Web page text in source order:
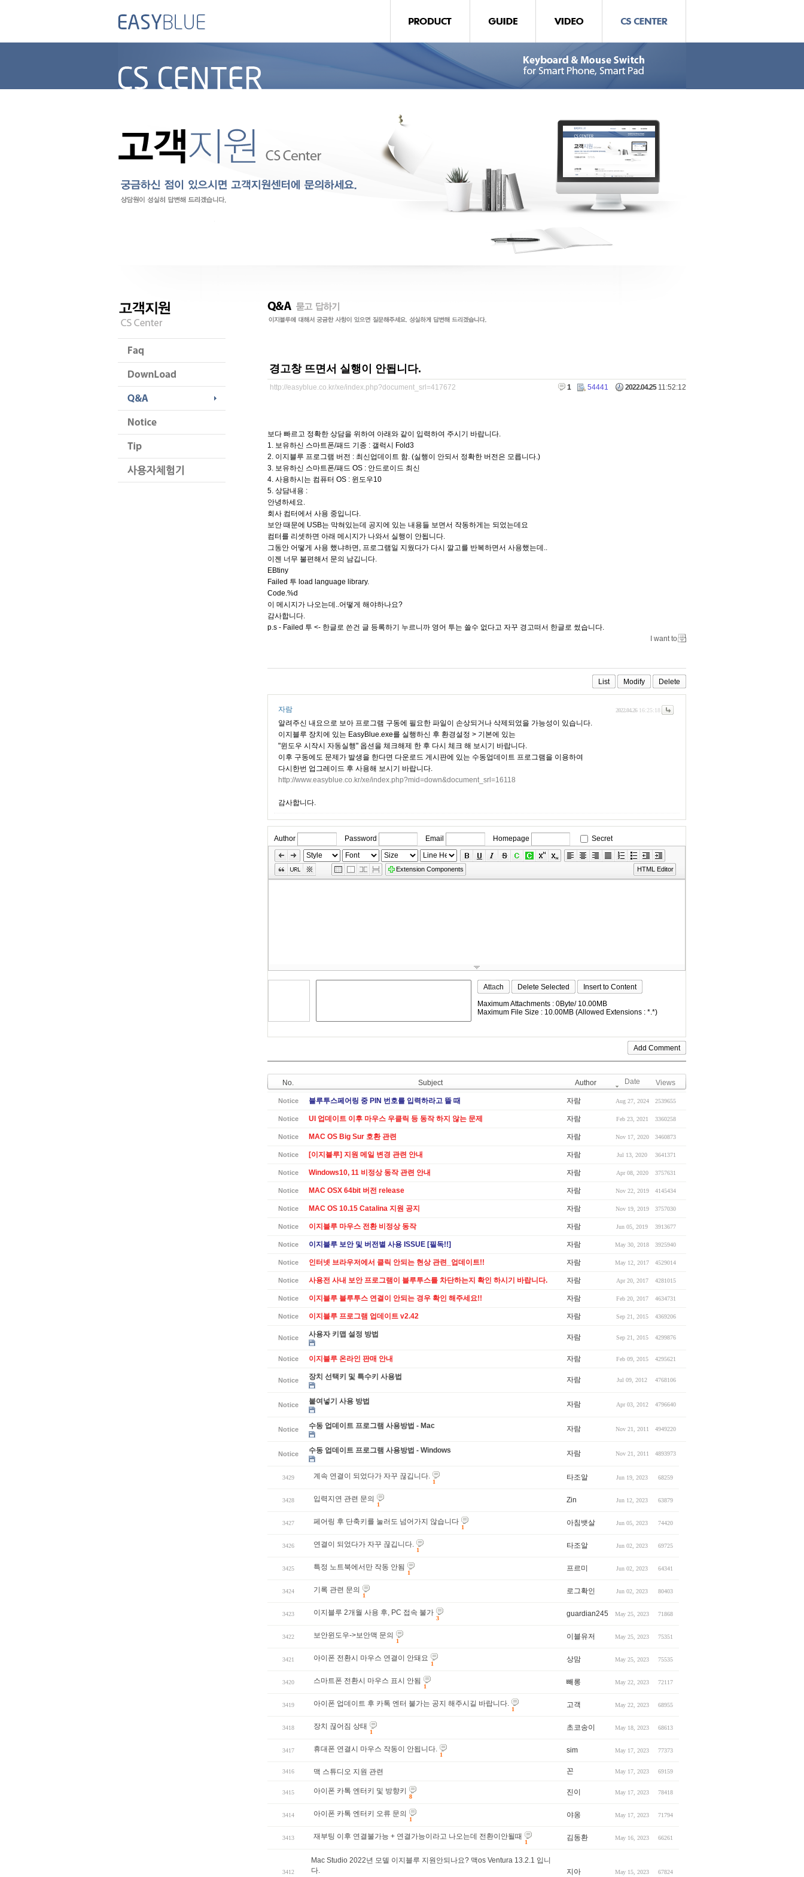
경고창 뜨면서 실행이 안됩니다.
http://easyblue.co.kr/xe/index.php?document_srl=417672 2022.04.2511:52:12
54441
1
보다 빠르고 정확한 상담을 위하여 아래와 같이 입력하여 주시기 바랍니다.
1. 보유하신 스마트폰/패드 기종 : 갤럭시 Fold3
2. 이지블루 프로그램 버전 : 최신업데이트 함. (실행이 안되서 정확한 버전은 모릅니다.)
3. 보유하신 스마트폰/패드 OS : 안드로이드 최신
4. 사용하시는 컴퓨터 OS : 윈도우10
5. 상담내용 :
안녕하세요.
회사 컴터에서 사용 중입니다.
보안 때문에 USB는 막혀있는데 공지에 있는 내용들 보면서 작동하게는 되었는데요
컴터를 리셋하면 아래 메시지가 나와서 실행이 안됩니다.
그동안 어떻게 사용 했냐하면, 프로그램일 지웠다가 다시 깔고를 반복하면서 사용했는데..
이젠 너무 불편해서 문의 남깁니다.
EBtiny
Failed 투 load language library.
Code.%d
이 메시지가 나오는데..어떻게 해야하나요?
감사합니다.
p.s - Failed 투 <- 한글로 쓴건 글 등록하기 누르니까 영어 투는 쓸수 없다고 자꾸 경고떠서 한글로 썼습니다.
I want to
List Modify Delete
2022.04.2616:25:18
자람
알려주신 내요으로 보아 프로그램 구동에 필요한 파일이 손상되거나 삭제되었을 가능성이 있습니다.
이지블루 장치에 있는 EasyBlue.exe를 실행하신 후 환경설정 > 기본에 있는
"윈도우 시작시 자동실행" 옵션을 체크해제 한 후 다시 체크 해 보시기 바랍니다.
이후 구동에도 문제가 발생을 한다면 다운로드 게시판에 있는 수동업데이트 프로그램을 이용하여
다시한번 업그레이드 후 사용해 보시기 바랍니다.
http://www.easyblue.co.kr/xe/index.php?mid=down&document_srl=16118
감사합니다.
Author Password Email Homepage
Secret
Skip
Edit
Toolbox
Extension Components HTML Editor
Attach Delete Selected
Insert to Content
Maximum Attachments : 0Byte/ 10.00MB
Maximum File Size : 10.00MB (Allowed Extensions : *.*)
No. Subject Author Date Views
Notice 블루투스페어링 중 PIN 번호를 입력하라고 뜰 때 자람 Aug 27, 2024 2539655
Notice UI 업데이트 이후 마우스 우클릭 등 동작 하지 않는 문제 자람 Feb 23, 2021 3360258
Notice MAC OS Big Sur 호환 관련 자람 Nov 17, 2020 3460873
Notice [이지블루] 지원 메일 변경 관련 안내 자람 Jul 13, 2020 3641371
Notice Windows10, 11 비정상 동작 관련 안내 자람 Apr 08, 2020 3757631
Notice MAC OSX 64bit 버전 release 자람 Nov 22, 2019 4145434
Notice MAC OS 10.15 Catalina 지원 공지 자람 Nov 19, 2019 3757030
Notice 이지블루 마우스 전환 비정상 동작 자람 Jun 05, 2019 3913677
Notice 이지블루 보안 및 버전별 사용 ISSUE [필독!!] 자람 May 30, 2018 3925940
Notice 인터넷 브라우저에서 클릭 안되는 현상 관련_업데이트!! 자람 May 12, 2017 4529014
Notice 사용전 사내 보안 프로그램이 블루투스를 차단하는지 확인 하시기 바랍니다. 자람 Apr 20, 2017 4281015
Notice 이지블루 블루투스 연결이 안되는 경우 확인 해주세요!! 자람 Feb 20, 2017 4634731
Notice 이지블루 프로그램 업데이트 v2.42 자람 Sep 21, 2015 4369206
Notice 사용자 키맵 설정 방법 자람 Sep 21, 2015 4299876
Notice 이지블루 온라인 판매 안내 자람 Feb 09, 2015 4295621
Notice 장치 선택키 및 특수키 사용법 자람 Jul 09, 2012 4768106
Notice 붙여넣기 사용 방법 자람 Apr 03, 2012 4796640
Notice 수동 업데이트 프로그램 사용방법 - Mac 자람 Nov 21, 2011 4949220
Notice 수동 업데이트 프로그램 사용방법 - Windows 자람 Nov 21, 2011 4893973
3429 계속 연결이 되었다가 자꾸 끊깁니다.
1
타조알 Jun 19, 2023 68259
3428 입력지연 관련 문의
1
Zin Jun 12, 2023 63879
3427 페어링 후 단축키를 눌러도 넘어가지 않습니다
1
아침뱃살 Jun 05, 2023 74420
3426 연결이 되었다가 자꾸 끊깁니다.
1
타조알 Jun 02, 2023 69725
3425 특정 노트북에서만 작동 안됨
1
프르미 Jun 02, 2023 64341
3424 기록 관련 문의
1
로그확인 Jun 02, 2023 80403
3423 이지블루 2개월 사용 후, PC 접속 불가
3
guardian245 May 25, 2023 71868
3422 보안윈도우->보안맥 문의
1
이블유저 May 25, 2023 75351
3421 아이폰 전환시 마우스 연결이 안돼요
1
상맘 May 25, 2023 75535
3420 스마트폰 전환시 마우스 표시 안됨
1
빼롱 May 22, 2023 72117
3419 아이폰 업데이트 후 카톡 엔터 불가는 공지 해주시길 바랍니다.
1
고객 May 22, 2023 68955
3418 장치 끊어짐 상태
1
초코송이 May 18, 2023 68613
3417 휴대폰 연결시 마우스 작동이 안됩니다.
1
sim May 17, 2023 77373
3416 맥 스튜디오 지원 관련 꼰 May 17, 2023 69159
3415 아이폰 카톡 엔터키 및 방향키
8
진이 May 17, 2023 78418
3414 아이폰 카톡 엔터키 오류 문의
1
야옹 May 17, 2023 71794
3413 재부팅 이후 연결불가능 + 연결가능이라고 나오는데 전환이안될때
1
김동환 May 16, 2023 66261
3412
Mac Studio 2022년 모델 이지블루 지원안되나요? 맥os Ventura 13.2.1 입니
다.
지아 May 15, 2023 67824